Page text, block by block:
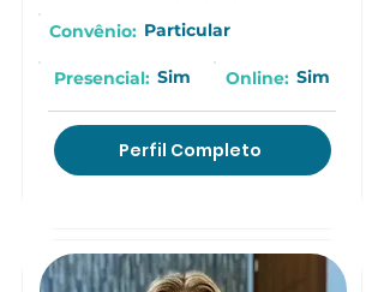
Convênio: Particular
Presencial: Sim Online: Sim
Perfil Completo